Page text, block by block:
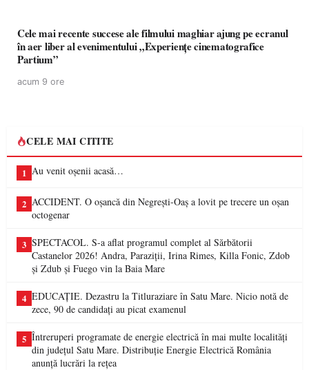
Cele mai recente succese ale filmului maghiar ajung pe ecranul
în aer liber al evenimentului „Experiențe cinematografice
Partium”
acum 9 ore
CELE MAI CITITE
1 Au venit oșenii acasă…
2 ACCIDENT. O oșancă din Negrești-Oaș a lovit pe trecere un oșan
octogenar
3 SPECTACOL. S-a aflat programul complet al Sărbătorii
Castanelor 2026! Andra, Paraziții, Irina Rimes, Killa Fonic, Zdob
și Zdub și Fuego vin la Baia Mare
4 EDUCAȚIE. Dezastru la Titluraziare în Satu Mare. Nicio notă de
zece, 90 de candidați au picat examenul
5 Întreruperi programate de energie electrică în mai multe localități
din județul Satu Mare. Distribuție Energie Electrică România
anunță lucrări la rețea